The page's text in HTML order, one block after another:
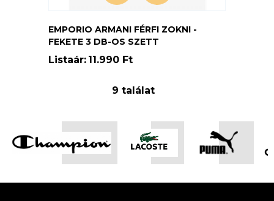
EMPORIO ARMANI FÉRFI ZOKNI -
FEKETE 3 DB-OS SZETT
Listaár: 11.990 Ft
9 találat